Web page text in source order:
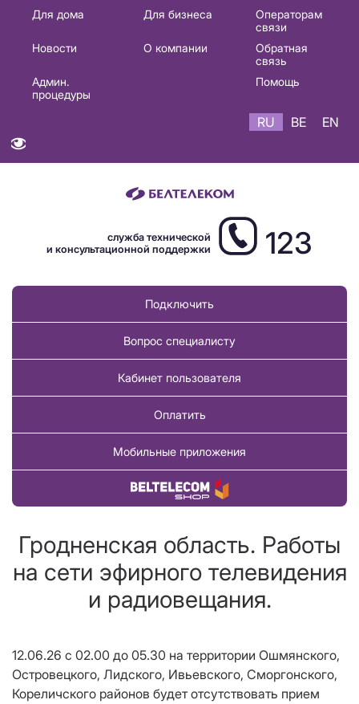
Основная
навигация
Для дома Для бизнеса
Операторам
связи
Новости
О компании
Обратная
связь
Админ.
процедуры
Помощь
RU BE EN
служба технической
и консультационной поддержки
123
Подключить
Вопрос специалисту
Кабинет пользователя
Оплатить
Мобильные приложения
Купить товар
Гродненская область. Работы
на сети эфирного телевидения
и радиовещания.
12.06.26 с 02.00 до 05.30 на территории Ошмянского,
Островецкого, Лидского, Ивьевского, Сморгонского,
Кореличского районов будет отсутствовать прием